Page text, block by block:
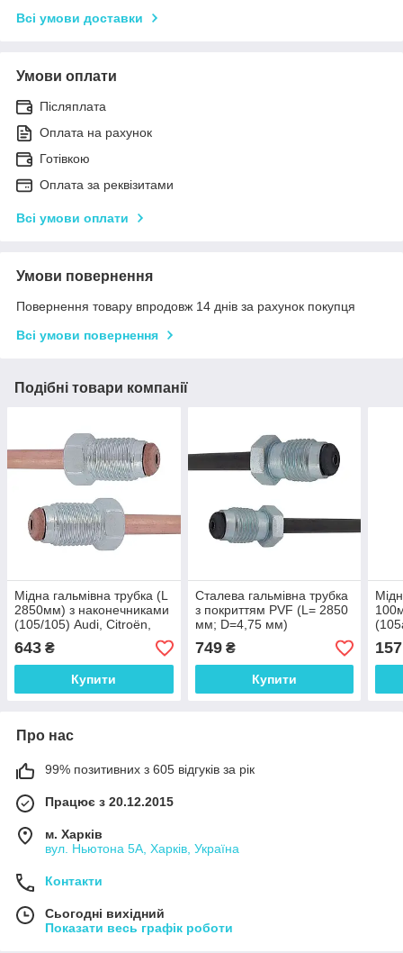
Всі умови доставки
Умови оплати
Післяплата
Оплата на рахунок
Готівкою
Оплата за реквізитами
Всі умови оплати
Умови повернення
Повернення товару впродовж 14 днів за рахунок покупця
Всі умови повернення
Подібні товари компанії
Мідна гальмівна трубка (L
2850мм) з наконечниками
(105/105) Audi, Citroën,
Toyota, VW - WP708Cu
643 ₴
Купити
Сталева гальмівна трубка
з покриттям PVF (L= 2850
мм; D=4,75 мм)
універсальна з
наконечниками 105а/105а
- WP1495PVF
749₴
Купити
157
Про нас
99% позитивних з 605 відгуків за рік
Працює з 20.12.2015
м. Харків
вул. Ньютона 5А, Харків, Україна
Контакти
Сьогодні вихідний
Показати весь графік роботи